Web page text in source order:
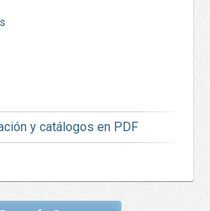
y catálogos en PDF